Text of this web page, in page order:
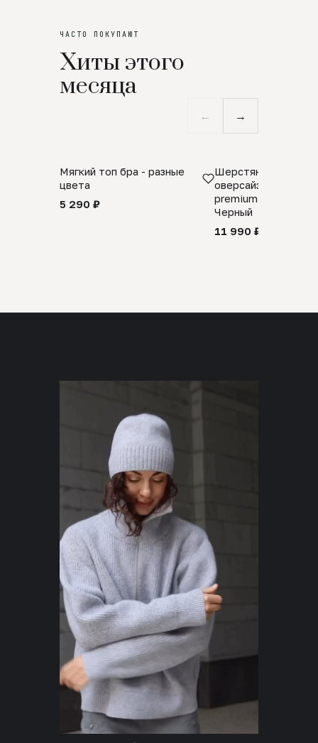
ЧАСТО ПОКУПАЮТ
Хиты этого
месяца
← →
Мягкий топ бра - разные
цвета
5 290 ₽
Шерстяной свитер
оверсайз 100%
premium merino
Черный
11 990 ₽